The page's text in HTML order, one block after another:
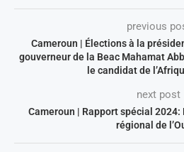
previous
Cameroun | Élections à la
gouverneur de la Beac Mahamat
le candidat de
next post
Cameroun | Rapport spécial 2024:
régional de